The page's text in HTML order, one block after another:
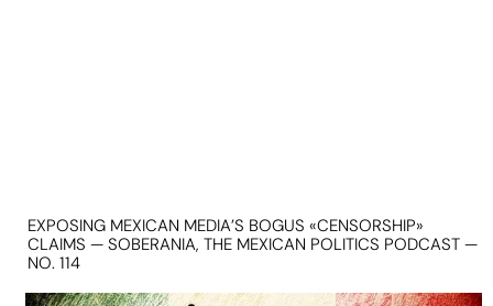
EXPOSING MEXICAN MEDIA’S BOGUS «CENSORSHIP»
CLAIMS — SOBERANIA, THE MEXICAN POLITICS PODCAST —
NO. 114